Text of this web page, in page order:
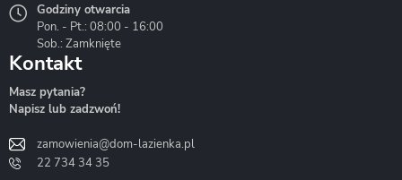
Liveno
Godziny otwarcia
Pon. - Pt.: 08:00 - 16:00
Sob.: Zamknięte
Kontakt
Masz pytania?
Napisz lub zadzwoń!
zamowienia@dom-lazienka.pl
22 734 34 35